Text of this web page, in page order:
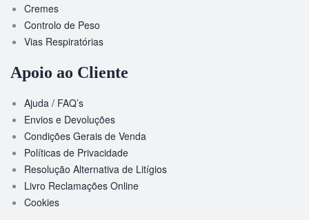
Cremes
Controlo de Peso
Vias Respiratórias
Apoio ao Cliente
Ajuda / FAQ’s
Envios e Devoluções
Condições Gerais de Venda
Políticas de Privacidade
Resolução Alternativa de Litígios
Livro Reclamações Online
Cookies